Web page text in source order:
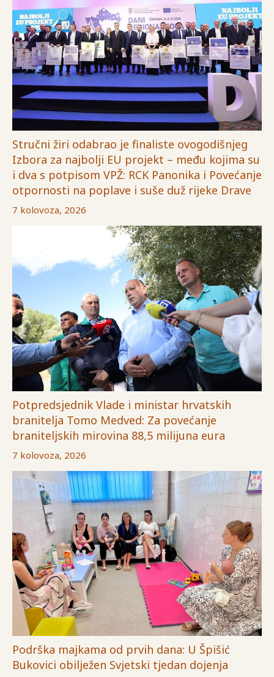
Stručni žiri odabrao je finaliste ovogodišnjeg
Izbora za najbolji EU projekt – među kojima su
i dva s potpisom VPŽ: RCK Panonika i Povećanje
otpornosti na poplave i suše duž rijeke Drave
7 kolovoza, 2026
Potpredsjednik Vlade i ministar hrvatskih
branitelja Tomo Medved: Za povećanje
braniteljskih mirovina 88,5 milijuna eura
7 kolovoza, 2026
Podrška majkama od prvih dana: U Špišić
Bukovici obilježen Svjetski tjedan dojenja